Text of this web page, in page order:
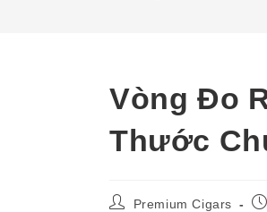
Vòng Đo
Thước
PostPremium Cigars